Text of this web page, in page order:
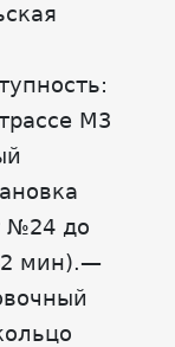
М3
№24 до
мин).—